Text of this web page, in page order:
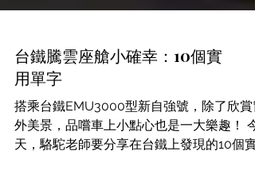
台鐵騰雲座艙小確幸：10個實
用單字
搭乘台鐵EMU3000型新自強號，除了欣賞
外美景，品嚐車上小點心也是一大樂趣！ 今